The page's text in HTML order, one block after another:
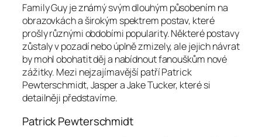
Family Guy je známý svým dlouhým působením na
obrazovkách a širokým spektrem postav, které
prošly různými obdobími popularity. Některé postavy
zůstaly v pozadí nebo úplně zmizely, ale jejich návrat
by mohl obohatit děj a nabídnout fanouškům nové
zážitky. Mezi nejzajímavější patří Patrick
Pewterschmidt, Jasper a Jake Tucker, které si
detailněji představíme.
Patrick Pewterschmidt